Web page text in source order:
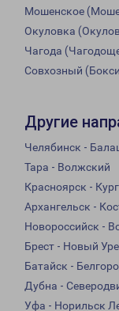
Мошенское
Окуловка
Чагода
Совхозный
Другие
Челябинск -
Тара - Волжский
Красноярск -
Архангельск -
Новороссийск -
Брест - Новый
Батайск -
Дубна -
Уфа - Норильск